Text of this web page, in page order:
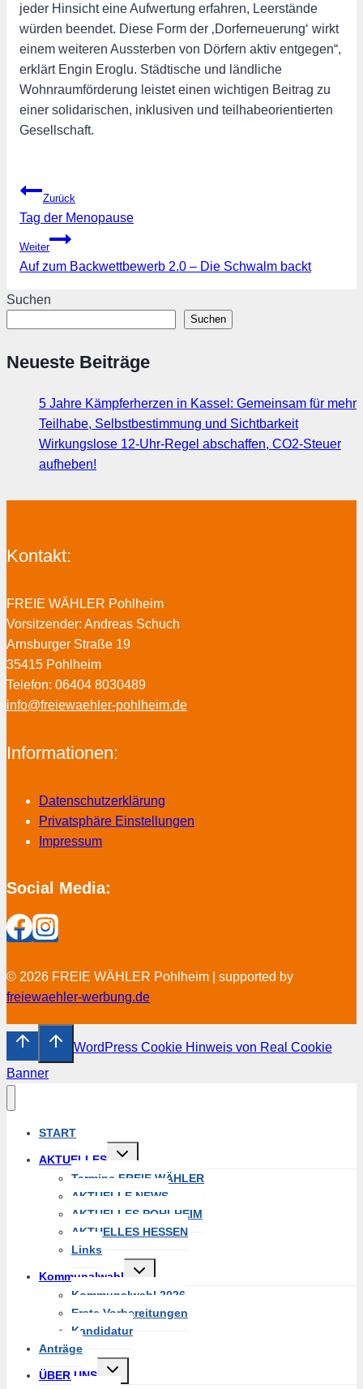
jeder Hinsicht eine Aufwertung erfahren, Leerstände
würden beendet. Diese Form der ‚Dorferneuerung‘ wirkt
einem weiteren Aussterben von Dörfern aktiv entgegen“,
erklärt Engin Eroglu. Städtische und ländliche
Wohnraumförderung leistet einen wichtigen Beitrag zu
einer solidarischen, inklusiven und teilhabeorientierten
Gesellschaft.
Beitragsnavigation
Zurück
Tag der Menopause
Weiter
Auf zum Backwettbewerb 2.0 – Die Schwalm backt
Suchen
Suchen
Neueste Beiträge
5 Jahre Kämpferherzen in Kassel: Gemeinsam für mehr
Teilhabe, Selbstbestimmung und Sichtbarkeit
Wirkungslose 12-Uhr-Regel abschaffen, CO2-Steuer
aufheben!
Kontakt:
FREIE WÄHLER Pohlheim
Vorsitzender: Andreas Schuch
Arnsburger Straße 19
35415 Pohlheim
Telefon: 06404 8030489
info@freiewaehler-pohlheim.de
Informationen:
Datenschutzerklärung
Privatsphäre Einstellungen
Impressum
Social Media:
© 2026 FREIE WÄHLER Pohlheim | supported by
freiewaehler-werbung.de
WordPress Cookie Hinweis von Real Cookie
Banner
START
AKTUELLES
Untermenü
umschalten
Termine FREIE WÄHLER
AKTUELLE NEWS
AKTUELLES POHLHEIM
AKTUELLES HESSEN
Links
Kommunalwahl
Untermenü
umschalten
Kommunalwahl 2026
Erste Vorbereitungen
Kandidatur
Anträge
ÜBER UNS
Untermenü